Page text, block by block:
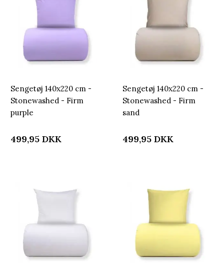
Sengetøj 140x220 cm -
Stonewashed - Firm
purple
499,95 DKK
Sengetøj 140x220 cm -
Stonewashed - Firm
sand
499,95 DKK